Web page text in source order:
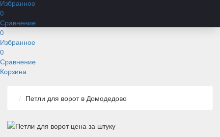
Избранное
0
Сравнение
0
Избранное
0
Сравнение
Корзина
Петли для ворот в Домодедово